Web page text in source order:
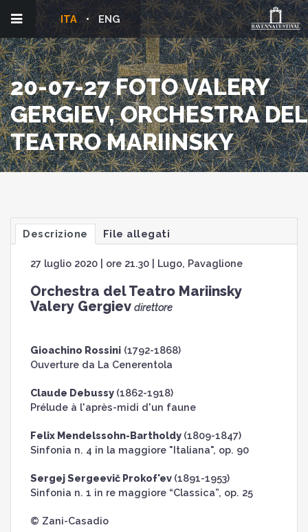
ENG
ITA
20-07-27 FOTO VALERY
GERGIEV, ORCHESTRA DEL
TEATRO MARIINSKY
Descrizione File allegati
27 luglio 2020 | ore 21.30 | Lugo, Pavaglione
Orchestra del Teatro Mariinsky
Valery Gergievdirettore
Gioachino Rossini(1792-1868)
Ouverture da La Cenerentola
Claude Debussy (1862-1918)
Prélude à l'après-midi d'un faune
Felix Mendelssohn-Bartholdy (1809-1847)
Sinfonia n. 4 in la maggiore "Italiana", op. 90
Sergej Sergeevič Prokof'ev (1891-1953)
Sinfonia n. 1 in re maggiore “Classica”, op. 25
© Zani-Casadio